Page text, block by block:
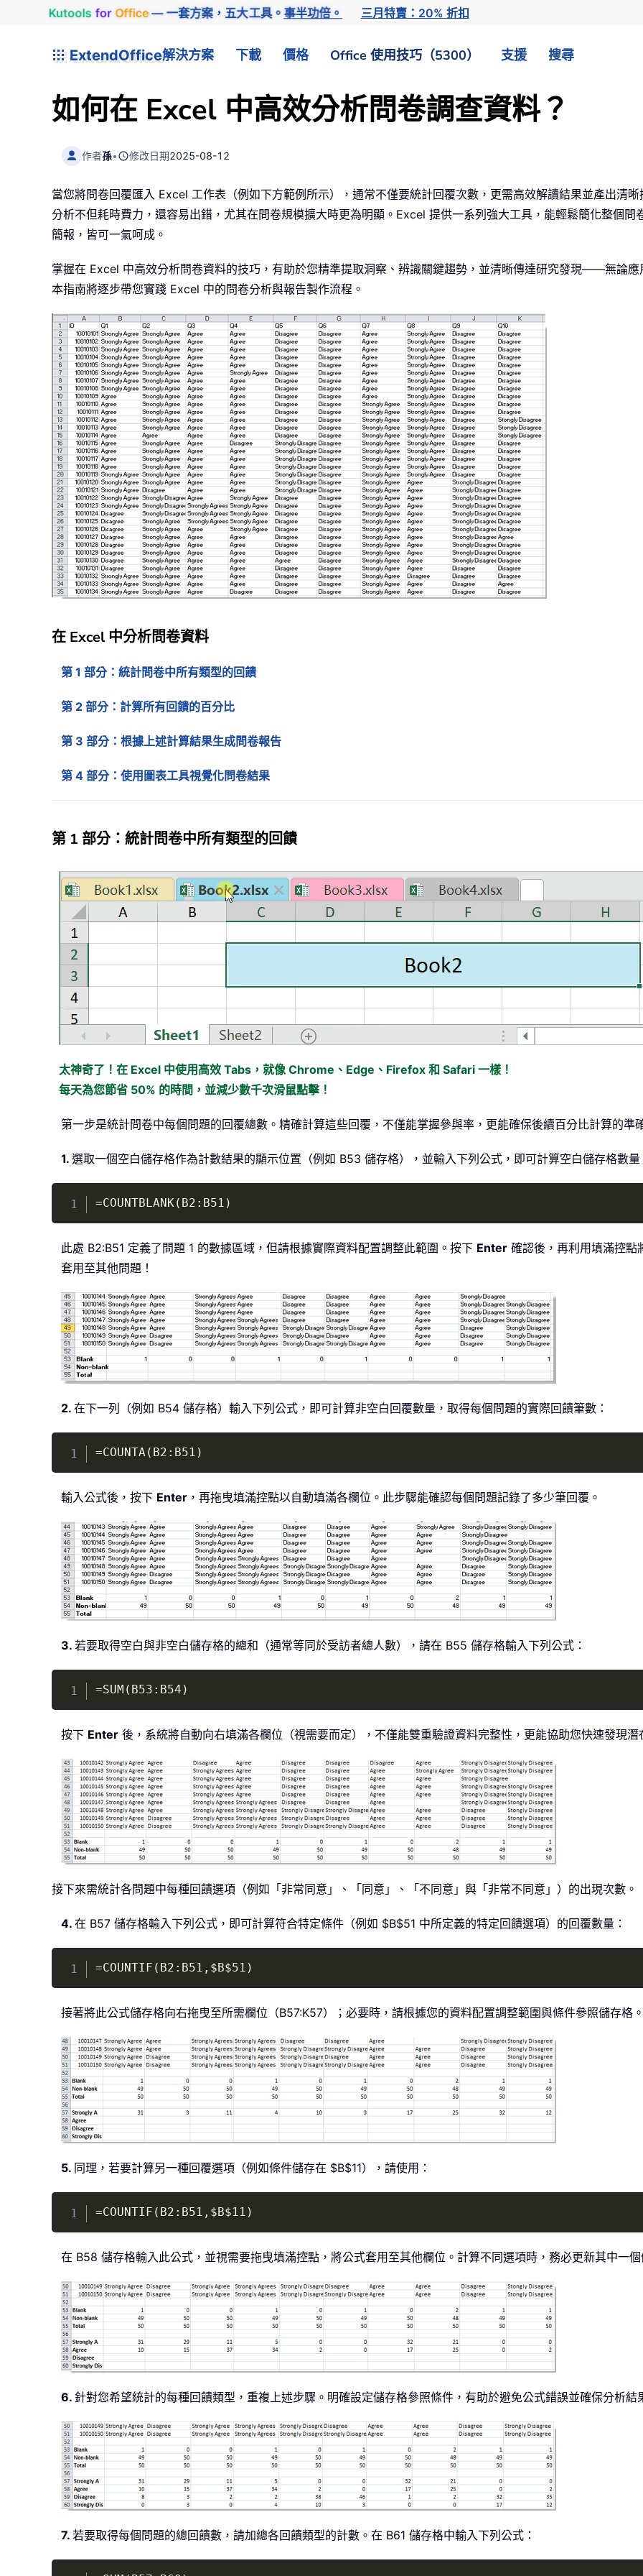
Kutools for Office— 一套方案，五大工具。事半功倍。 三月特賣：20% 折扣
ExtendOffice解決方案 下載 價格 Office 使用技巧（5300） 支援 搜尋
如何在 Excel 中高效分析問卷調查資料？
作者孫• 修改日期2025-08-12
當您將問卷回覆匯入 Excel 工作表（例如下方範例所示），通常不僅要統計回覆次數，更需高效解讀結果並產出清
分析不但耗時費力，還容易出錯，尤其在問卷規模擴大時更為明顯。Excel 提供一系列強大工具，能輕鬆簡化整個
簡報，皆可一氣呵成。
掌握在 Excel 中高效分析問卷資料的技巧，有助於您精準提取洞察、辨識關鍵趨勢，並清晰傳達研究發現——無論
本指南將逐步帶您實踐 Excel 中的問卷分析與報告製作流程。
在 Excel 中分析問卷資料
第 1 部分：統計問卷中所有類型的回饋
第 2 部分：計算所有回饋的百分比
第 3 部分：根據上述計算結果生成問卷報告
第 4 部分：使用圖表工具視覺化問卷結果
第 1 部分：統計問卷中所有類型的回饋
太神奇了！在 Excel 中使用高效 Tabs，就像 Chrome、Edge、Firefox 和 Safari 一樣！
每天為您節省 50% 的時間，並減少數千次滑鼠點擊！
第一步是統計問卷中每個問題的回覆總數。精確計算這些回覆，不僅能掌握參與率，更能確保後續百分比計算的準
1. 選取一個空白儲存格作為計數結果的顯示位置（例如 B53 儲存格），並輸入下列公式，即可計算空白儲存格數
=COUNTBLANK(B2:B51)
此處 B2:B51 定義了問題 1 的數據區域，但請根據實際資料配置調整此範圍。按下 Enter 確認後，再利用填滿控
套用至其他問題！
2. 在下一列（例如 B54 儲存格）輸入下列公式，即可計算非空白回覆數量，取得每個問題的實際回饋筆數：
=COUNTA(B2:B51)
輸入公式後，按下 Enter ，再拖曳填滿控點以自動填滿各欄位。此步驟能確認每個問題記錄了多少筆回覆。
3. 若要取得空白與非空白儲存格的總和（通常等同於受訪者總人數），請在 B55 儲存格輸入下列公式：
=SUM(B53:B54)
按下 Enter 後，系統將自動向右填滿各欄位（視需要而定），不僅能雙重驗證資料完整性，更能協助您快速發現潛
接下來需統計各問題中每種回饋選項（例如「非常同意」、「同意」、「不同意」與「非常不同意」）的出現次數。
4. 在 B57 儲存格輸入下列公式，即可計算符合特定條件（例如 $B$51 中所定義的特定回饋選項）的回覆數量：
=COUNTIF(B2:B51,$B$51)
接著將此公式儲存格向右拖曳至所需欄位（B57:K57）；必要時，請根據您的資料配置調整範圍與條件參照儲存格
5. 同理，若要計算另一種回覆選項（例如條件儲存在 $B$11），請使用：
=COUNTIF(B2:B51,$B$11)
在 B58 儲存格輸入此公式，並視需要拖曳填滿控點，將公式套用至其他欄位。計算不同選項時，務必更新其中一
6. 針對您希望統計的每種回饋類型，重複上述步驟。明確設定儲存格參照條件，有助於避免公式錯誤並確保分析結
7. 若要取得每個問題的總回饋數，請加總各回饋類型的計數。在 B61 儲存格中輸入下列公式：